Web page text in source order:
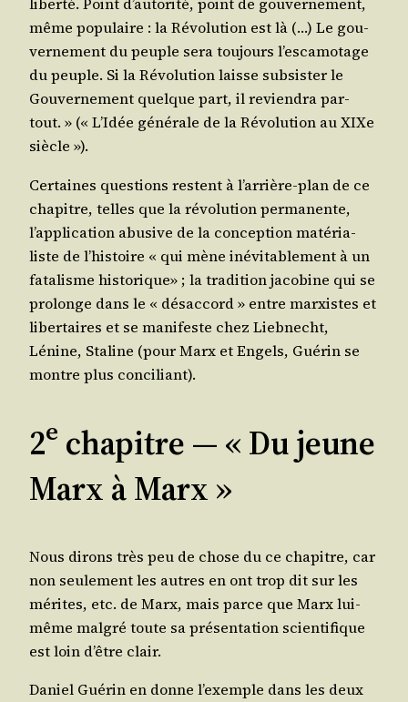
même popu­laire : la Révo­lu­tion est là (…) Le gou­
ver­ne­ment du peuple sera tou­jours l’es­ca­mo­tage
du peuple. Si la Révo­lu­tion laisse sub­sis­ter le
Gou­ver­ne­ment quelque part, il revien­dra par­
tout. » (« L’I­dée géné­rale de la Révo­lu­tion au XIXe
siècle »).
Cer­taines ques­tions res­tent à l’ar­rière-plan de ce
cha­pitre, telles que la révo­lu­tion per­ma­nente,
l’ap­pli­ca­tion abu­sive de la concep­tion maté­ria­
liste de l’his­toire « qui mène inévi­ta­ble­ment à un
fata­lisme his­to­rique» ; la tra­di­tion jaco­bine qui se
pro­longe dans le « désac­cord » entre mar­xistes et
liber­taires et se mani­feste chez Lieb­necht,
Lénine, Sta­line (pour Marx et Engels, Gué­rin se
montre plus conciliant).
2e chapitre ― « Du jeune
Marx à Marx »
Nous dirons très peu de chose du ce cha­pitre, car
non seule­ment les autres en ont trop dit sur les
mérites, etc. de Marx, mais parce que Marx lui-
même mal­gré toute sa pré­sen­ta­tion scien­ti­fique
est loin d’être clair.
Daniel Gué­rin en donne l’exemple dans les deux